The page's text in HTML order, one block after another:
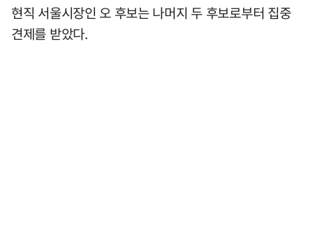
현직 서울시장인 오 후보는 나머지 두 후보로부터 집중
견제를 받았다.